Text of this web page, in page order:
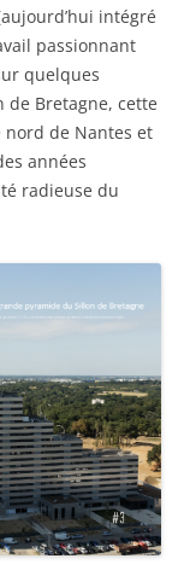
intégré
passionnant
quelques
de Bretagne, cette
nord de Nantes et
années
radieuse du